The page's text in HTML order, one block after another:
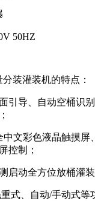
50HZ
装灌装机的特点：
导、自动空桶识
文彩色液晶触摸屏
控制；
动全方位放桶灌装
式、自动/手动式等